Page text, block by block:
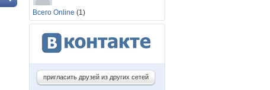
Всего Online (1)
пригласить друзей из других сетей